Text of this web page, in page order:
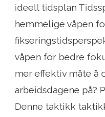
ideell tidsplan
hemmelige våpen
våpen for bedre
mer effektiv måte å
arbeidsdagene på?
Denne taktikk